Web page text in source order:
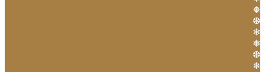
❅
❆
❄
❅
❆
❄